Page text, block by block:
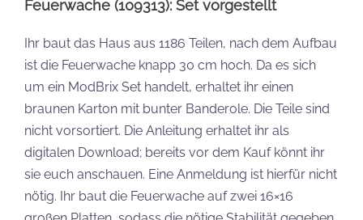
Feuerwache (109313): Set vorgestellt
Ihr baut das Haus aus 1186 Teilen, nach dem Aufbau
ist die Feuerwache knapp 30 cm hoch. Da es sich
um ein ModBrix Set handelt, erhaltet ihr einen
braunen Karton mit bunter Banderole. Die Teile sind
nicht vorsortiert. Die Anleitung erhaltet ihr als
digitalen Download; bereits vor dem Kauf könnt ihr
sie euch anschauen. Eine Anmeldung ist hierfür nicht
nötig. Ihr baut die Feuerwache auf zwei 16×16